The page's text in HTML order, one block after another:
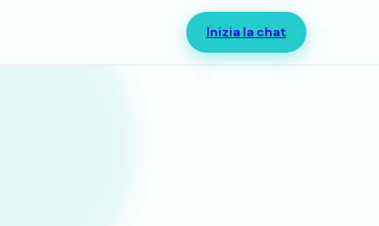
Inizia la chat